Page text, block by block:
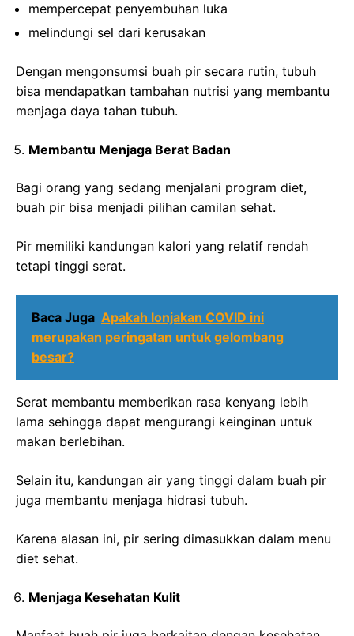
mempercepat penyembuhan luka
melindungi sel dari kerusakan
Dengan mengonsumsi buah pir secara rutin, tubuh
bisa mendapatkan tambahan nutrisi yang membantu
menjaga daya tahan tubuh.
Membantu Menjaga Berat Badan
Bagi orang yang sedang menjalani program diet,
buah pir bisa menjadi pilihan camilan sehat.
Pir memiliki kandungan kalori yang relatif rendah
tetapi tinggi serat.
Baca Juga Apakah lonjakan COVID ini
merupakan peringatan untuk gelombang
besar?
Serat membantu memberikan rasa kenyang lebih
lama sehingga dapat mengurangi keinginan untuk
makan berlebihan.
Selain itu, kandungan air yang tinggi dalam buah pir
juga membantu menjaga hidrasi tubuh.
Karena alasan ini, pir sering dimasukkan dalam menu
diet sehat.
Menjaga Kesehatan Kulit